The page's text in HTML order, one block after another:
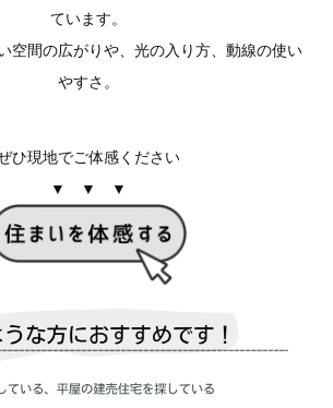
ています。
空間の広がりや、光の入り方、動線の使い
やすさ。
ひ現地でご体感ください
▼ ▼ ▼